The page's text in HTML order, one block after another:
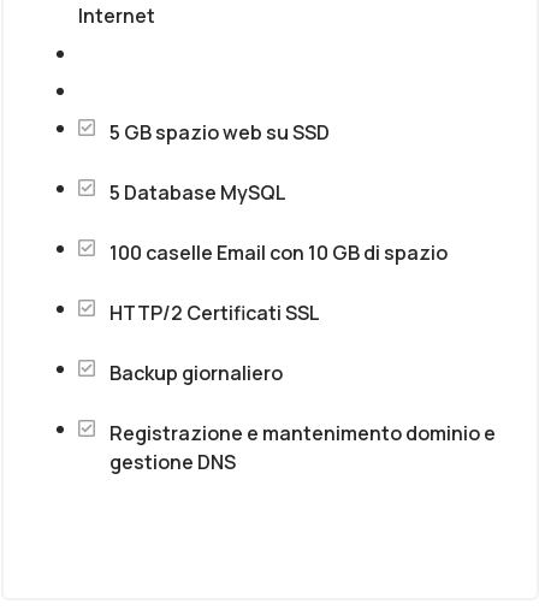
Internet
5 GB spazio web su SSD
5 Database MySQL
100 caselle Email con 10 GB di spazio
HTTP/2 Certificati SSL
Backup giornaliero
Registrazione e mantenimento dominio e
gestione DNS